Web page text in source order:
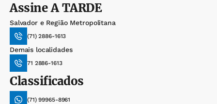
AssineA TARDE
Salvador e Região Metropolitana
(71) 2886-1613
Demais localidades
71 2886-1613
Classificados
(71) 99965-8961